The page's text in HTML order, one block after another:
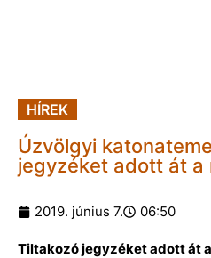
HÍREK
Úzvölgyi
jegyzéket adott át a
2019. június 7. 06:50
Tiltakozó jegyzéket adott át